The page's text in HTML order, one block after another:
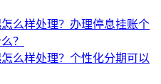
么样处理？办理停息挂账个
？
么样处理？个性化分期可以